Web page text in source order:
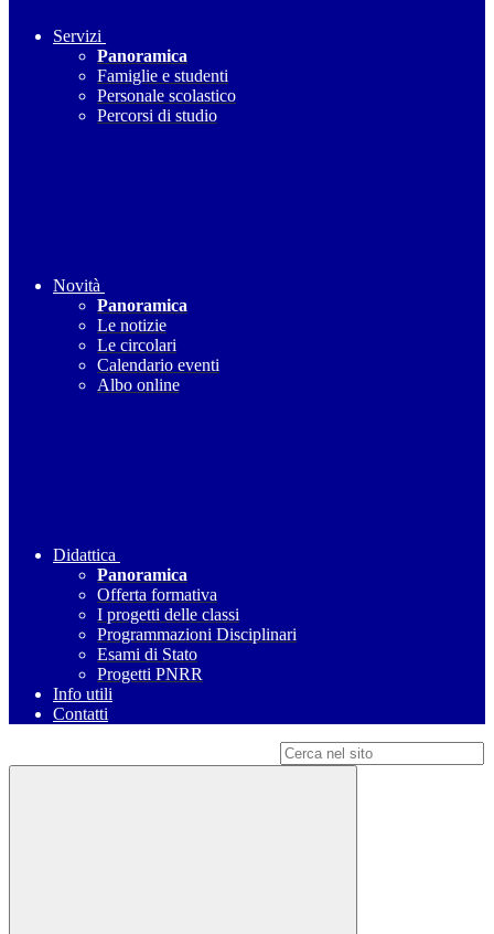
Servizi
Panoramica
Famiglie e studenti
Personale scolastico
Percorsi di studio
Novità
Panoramica
Le notizie
Le circolari
Calendario eventi
Albo online
Didattica
Panoramica
Offerta formativa
I progetti delle classi
Programmazioni Disciplinari
Esami di Stato
Progetti PNRR
Info utili
Contatti